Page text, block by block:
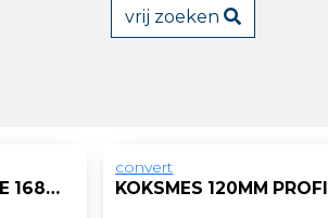
vrij zoeken
MES BIODEGRADABLE 168MM/PK100
convert
KOKSMES 120MM PROFI